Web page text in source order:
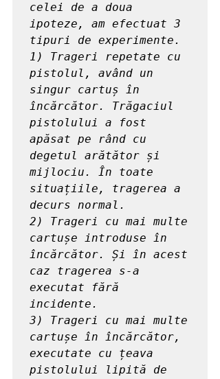
celei de a doua
ipoteze, am efectuat 3
tipuri de experimente.
1) Trageri repetate cu
pistolul, având un
singur cartuș în
încărcător. Trăgaciul
pistolului a fost
apăsat pe rând cu
degetul arătător și
mijlociu. În toate
situațiile, tragerea a
decurs normal.
2) Trageri cu mai multe
cartușe introduse în
încărcător. Și în acest
caz tragerea s-a
executat fără
incidente.
3) Trageri cu mai multe
cartușe în încărcător,
executate cu țeava
pistolului lipită de